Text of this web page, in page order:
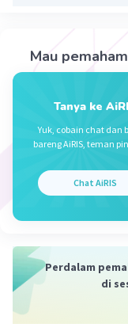
Beri Rating
Mau
Tanya ke
Yuk, cobain chat dan
bareng AiRIS, teman
Chat AiRIS
Perdalam
di